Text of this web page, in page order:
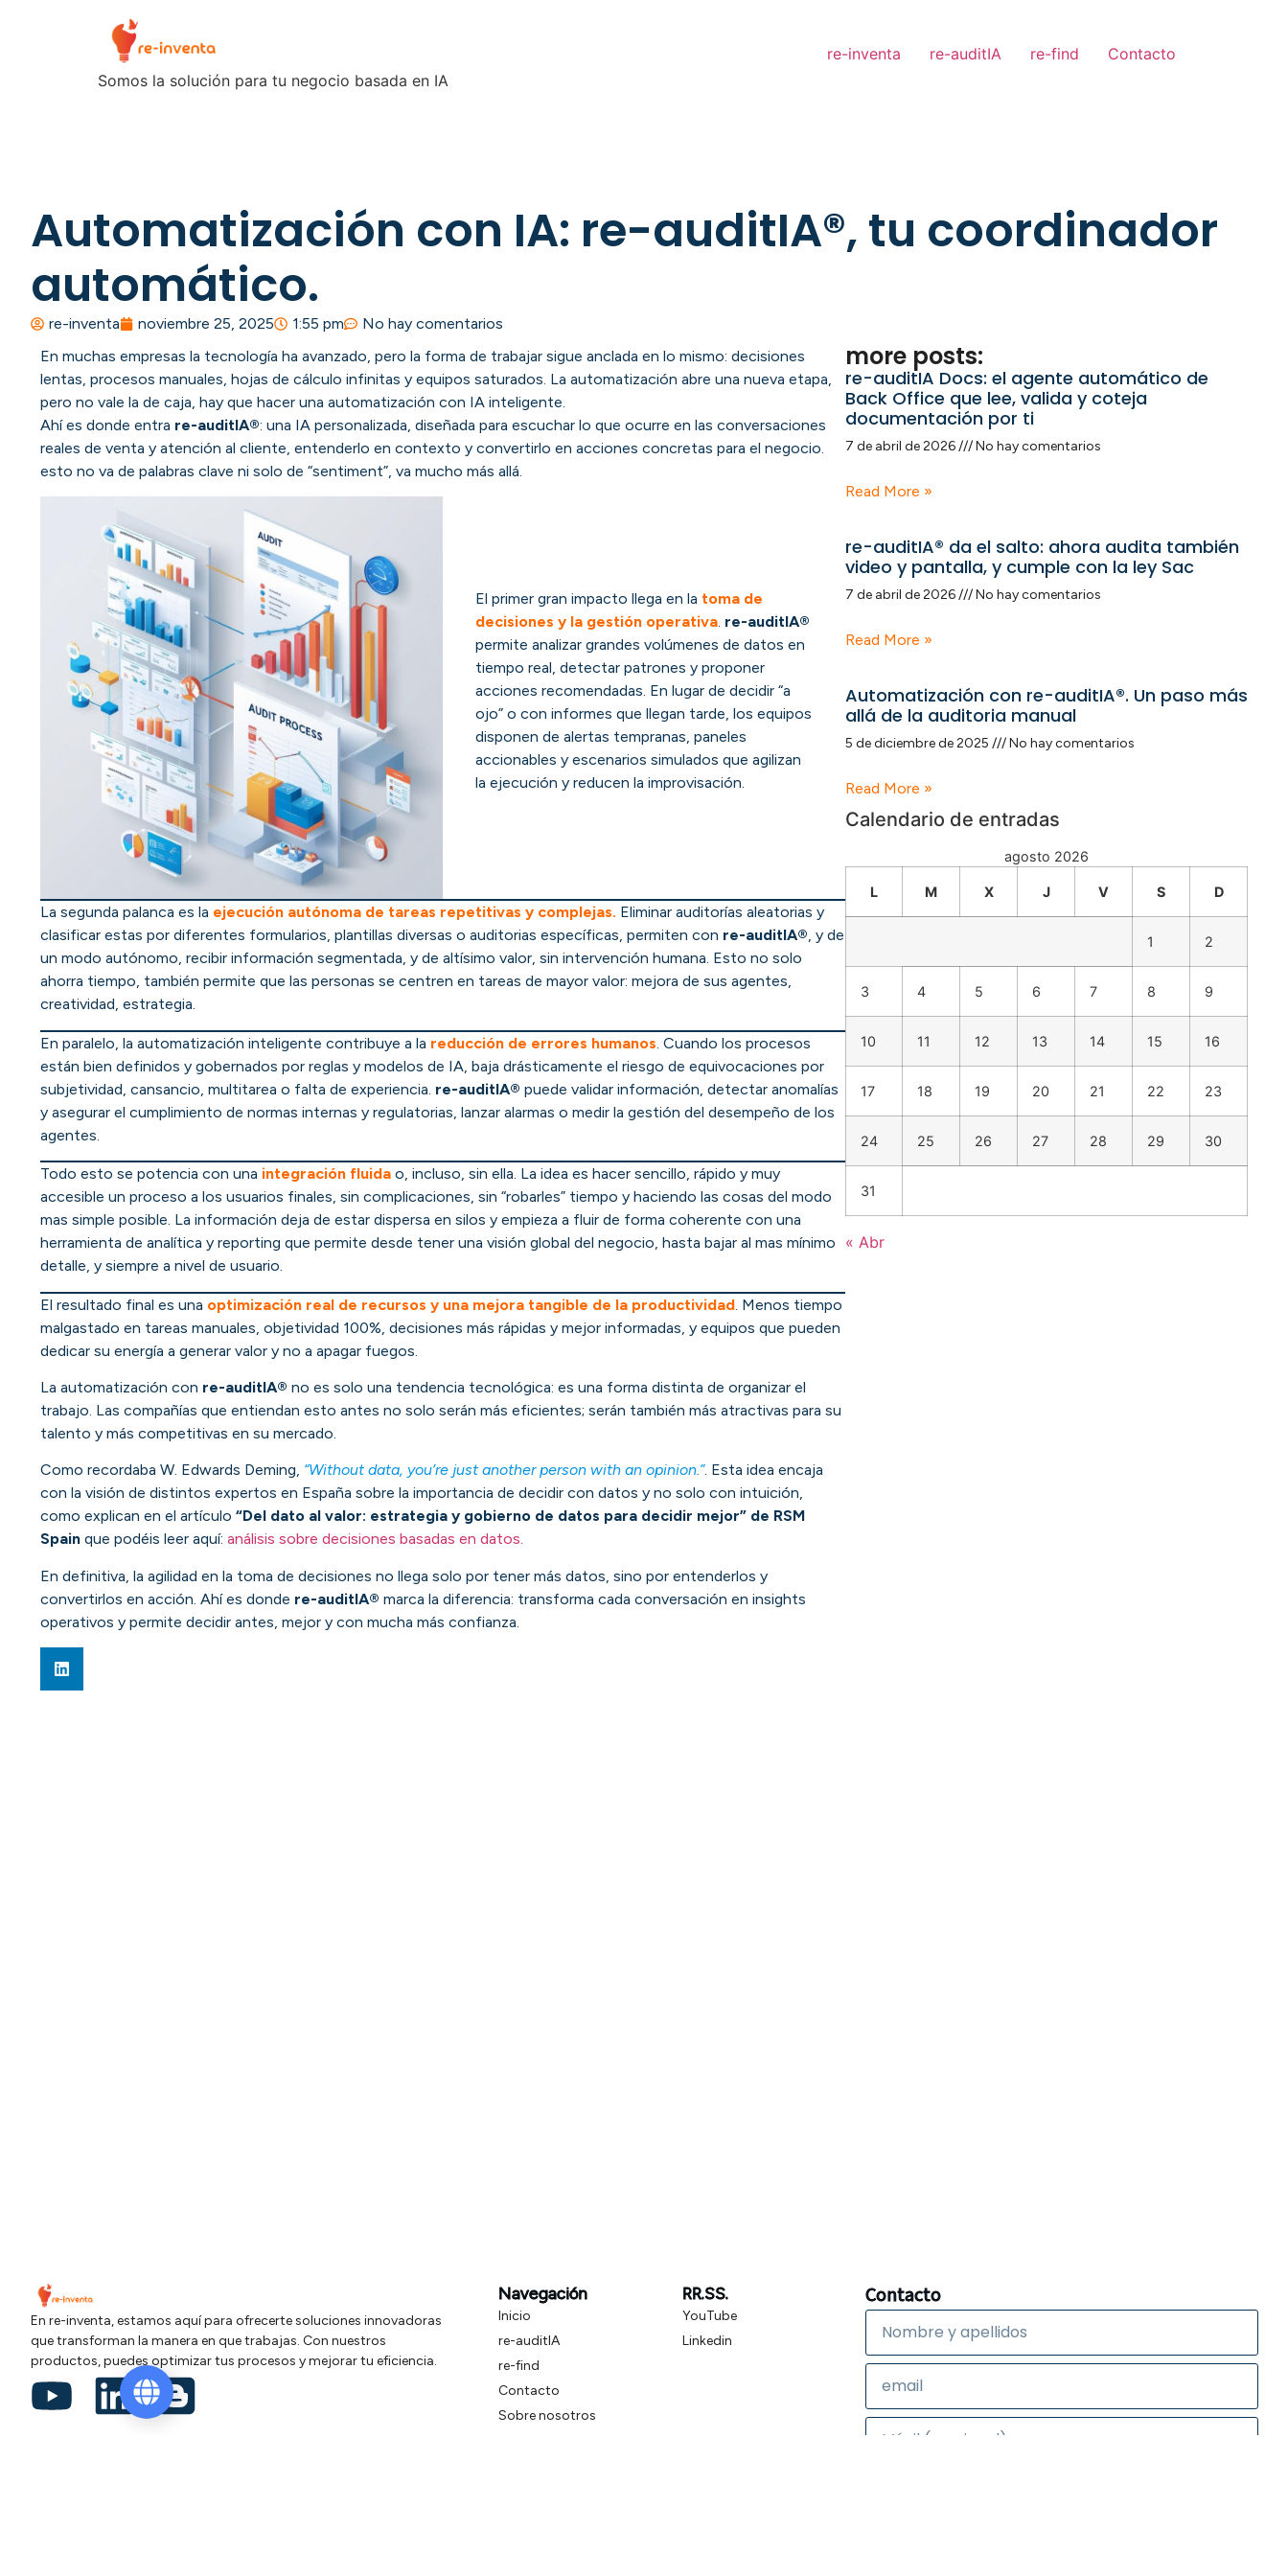
Somos la solución para tu negocio basada en IA
re-inventa re-auditIA re-find Contacto
Automatización con IA: re-auditIA®, tu coordinador
automático.
re-inventa noviembre 25, 2025 1:55 pm
No hay comentarios
En muchas empresas la tecnología ha avanzado, pero la forma de trabajar sigue anclada en lo mismo: decisiones
lentas, procesos manuales, hojas de cálculo infinitas y equipos saturados. La automatización abre una nueva etapa,
pero no vale la de caja, hay que hacer una automatización con IA inteligente.
Ahí es donde entra re-auditIA®: una IA personalizada, diseñada para escuchar lo que ocurre en las conversaciones
reales de venta y atención al cliente, entenderlo en contexto y convertirlo en acciones concretas para el negocio.
esto no va de palabras clave ni solo de “sentiment”, va mucho más allá.
El primer gran impacto llega en la toma de
decisiones y la gestión operativa. re-auditIA®
permite analizar grandes volúmenes de datos en
tiempo real, detectar patrones y proponer
acciones recomendadas. En lugar de decidir “a
ojo” o con informes que llegan tarde, los equipos
disponen de alertas tempranas, paneles
accionables y escenarios simulados que agilizan
la ejecución y reducen la improvisación.
La segunda palanca es la ejecución autónoma de tareas repetitivas y complejas. Eliminar auditorías aleatorias y
clasificar estas por diferentes formularios, plantillas diversas o auditorias específicas, permiten con re-auditIA®, y de
un modo autónomo, recibir información segmentada, y de altísimo valor, sin intervención humana. Esto no solo
ahorra tiempo, también permite que las personas se centren en tareas de mayor valor: mejora de sus agentes,
creatividad, estrategia.
En paralelo, la automatización inteligente contribuye a la reducción de errores humanos. Cuando los procesos
están bien definidos y gobernados por reglas y modelos de IA, baja drásticamente el riesgo de equivocaciones por
subjetividad, cansancio, multitarea o falta de experiencia. re-auditIA® puede validar información, detectar anomalías
y asegurar el cumplimiento de normas internas y regulatorias, lanzar alarmas o medir la gestión del desempeño de los
agentes.
Todo esto se potencia con una integración fluida o, incluso, sin ella. La idea es hacer sencillo, rápido y muy
accesible un proceso a los usuarios finales, sin complicaciones, sin “robarles” tiempo y haciendo las cosas del modo
mas simple posible. La información deja de estar dispersa en silos y empieza a fluir de forma coherente con una
herramienta de analítica y reporting que permite desde tener una visión global del negocio, hasta bajar al mas mínimo
detalle, y siempre a nivel de usuario.
El resultado final es una optimización real de recursos y una mejora tangible de la productividad . Menos tiempo
malgastado en tareas manuales, objetividad 100%, decisiones más rápidas y mejor informadas, y equipos que pueden
dedicar su energía a generar valor y no a apagar fuegos.
La automatización con re-auditIA® no es solo una tendencia tecnológica: es una forma distinta de organizar el
trabajo. Las compañías que entiendan esto antes no solo serán más eficientes; serán también más atractivas para su
talento y más competitivas en su mercado.
Como recordaba W. Edwards Deming, “Without data, you’re just another person with an opinion.”. Esta idea encaja
con la visión de distintos expertos en España sobre la importancia de decidir con datos y no solo con intuición,
como explican en el artículo “Del dato al valor: estrategia y gobierno de datos para decidir mejor” de RSM
Spain que podéis leer aquí: análisis sobre decisiones basadas en datos.
En definitiva, la agilidad en la toma de decisiones no llega solo por tener más datos, sino por entenderlos y
convertirlos en acción. Ahí es donde re-auditIA® marca la diferencia: transforma cada conversación en insights
operativos y permite decidir antes, mejor y con mucha más confianza.
more posts:
re-auditIA Docs: el agente automático de
Back Office que lee, valida y coteja
documentación por ti
7 de abril de 2026 No hay comentarios
Read More »
re-auditIA® da el salto: ahora audita también
video y pantalla, y cumple con la ley Sac
7 de abril de 2026 No hay comentarios
Read More »
Automatización con re-auditIA®. Un paso más
allá de la auditoria manual
5 de diciembre de 2025 No hay comentarios
Read More »
Calendario de entradas
agosto 2026
L M X J V S D
1 2
3 4 5 6 7 8 9
10 11 12 13 14 15 16
17 18 19 20 21 22 23
24 25 26 27 28 29 30
31
« Abr
En re-inventa, estamos aquí para ofrecerte soluciones innovadoras
que transforman la manera en que trabajas. Con nuestros
productos, puedes optimizar tus procesos y mejorar tu eficiencia.
Navegación
Inicio
re-auditIA
re-find
Contacto
Sobre nosotros
RR.SS.
YouTube
Linkedin
Contacto
Contacto